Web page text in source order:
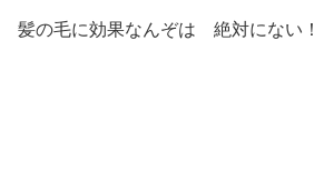
髪の毛に効果なんぞは 絶対にない！